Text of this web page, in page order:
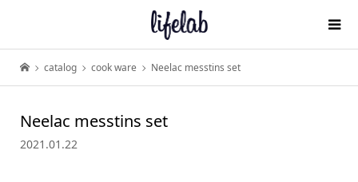
catalog cook ware Neelac messtins set
Neelac messtins set
2021.01.22